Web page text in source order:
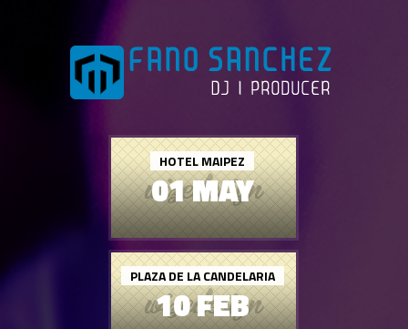
01 MAY
HOTEL MAIPEZ
10 FEB
PLAZA DE LA CANDELARIA